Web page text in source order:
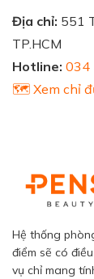
Địa chỉ: 551
TP.HCM
Hotline: 034
🗺️ Xem chỉ
Hệ thống
điểm sẽ có
vụ chỉ mang